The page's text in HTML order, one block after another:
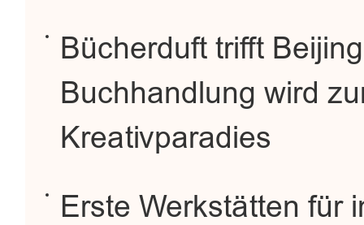
Bücherduft trifft
Buchhandlung wird
Kreativparadies
Erste Werkstätten für